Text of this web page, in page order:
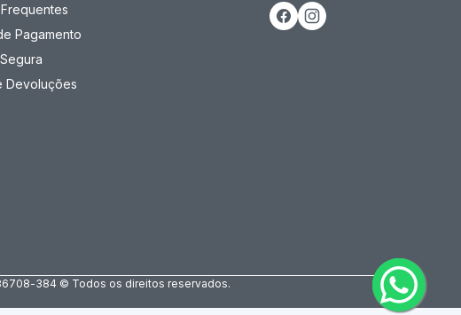
Pagamento
Devoluções
86708-384 © Todos os direitos reservados.